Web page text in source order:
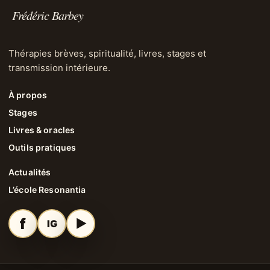
Frédéric Barbey
Thérapies brèves, spiritualité, livres, stages et
transmission intérieure.
À propos
Stages
Livres & oracles
Outils pratiques
Actualités
L’école Resonantia
f IG ▶